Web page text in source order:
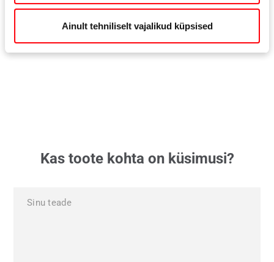
Ainult tehniliselt vajalikud küpsised
Roto AL 300
Kas toote kohta on küsimusi?